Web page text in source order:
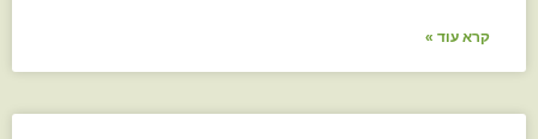
קרא עוד »